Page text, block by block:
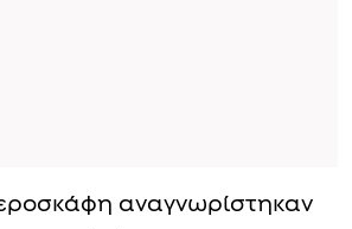
αναγνωρίστηκαν